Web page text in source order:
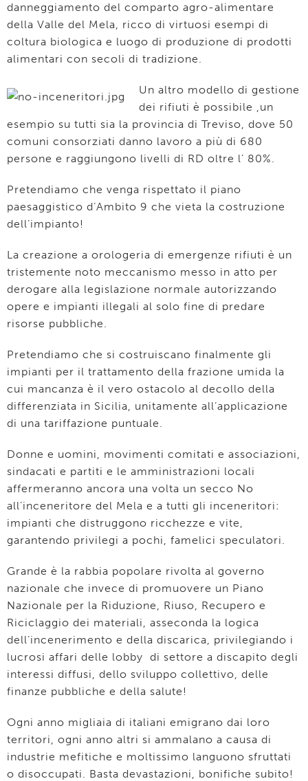
danneggiamento del comparto agro-alimentare
della Valle del Mela, ricco di virtuosi esempi di
coltura biologica e luogo di produzione di prodotti
alimentari con secoli di tradizione.
Un altro modello di gestione
dei rifiuti è possibile ,un
esempio su tutti sia la provincia di Treviso, dove 50
comuni consorziati danno lavoro a più di 680
persone e raggiungono livelli di RD oltre l’ 80%.
Pretendiamo che venga rispettato il piano
paesaggistico d’Ambito 9 che vieta la costruzione
dell’impianto!
La creazione a orologeria di emergenze rifiuti è un
tristemente noto meccanismo messo in atto per
derogare alla legislazione normale autorizzando
opere e impianti illegali al solo fine di predare
risorse pubbliche.
Pretendiamo che si costruiscano finalmente gli
impianti per il trattamento della frazione umida la
cui mancanza è il vero ostacolo al decollo della
differenziata in Sicilia, unitamente all’applicazione
di una tariffazione puntuale.
Donne e uomini, movimenti comitati e associazioni,
sindacati e partiti e le amministrazioni locali
affermeranno ancora una volta un secco No
all’inceneritore del Mela e a tutti gli inceneritori:
impianti che distruggono ricchezze e vite,
garantendo privilegi a pochi, famelici speculatori.
Grande è la rabbia popolare rivolta al governo
nazionale che invece di promuovere un Piano
Nazionale per la Riduzione, Riuso, Recupero e
Riciclaggio dei materiali, asseconda la logica
dell’incenerimento e della discarica, privilegiando i
lucrosi affari delle lobby di settore a discapito degli
interessi diffusi, dello sviluppo collettivo, delle
finanze pubbliche e della salute!
Ogni anno migliaia di italiani emigrano dai loro
territori, ogni anno altri si ammalano a causa di
industrie mefitiche e moltissimo languono sfruttati
o disoccupati. Basta devastazioni, bonifiche subito!